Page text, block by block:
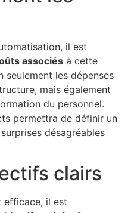
il est
associés à cette
seulement les dépenses
mais également
du personnel.
permettra de définir un
désagréables
clairs
efficace, il est